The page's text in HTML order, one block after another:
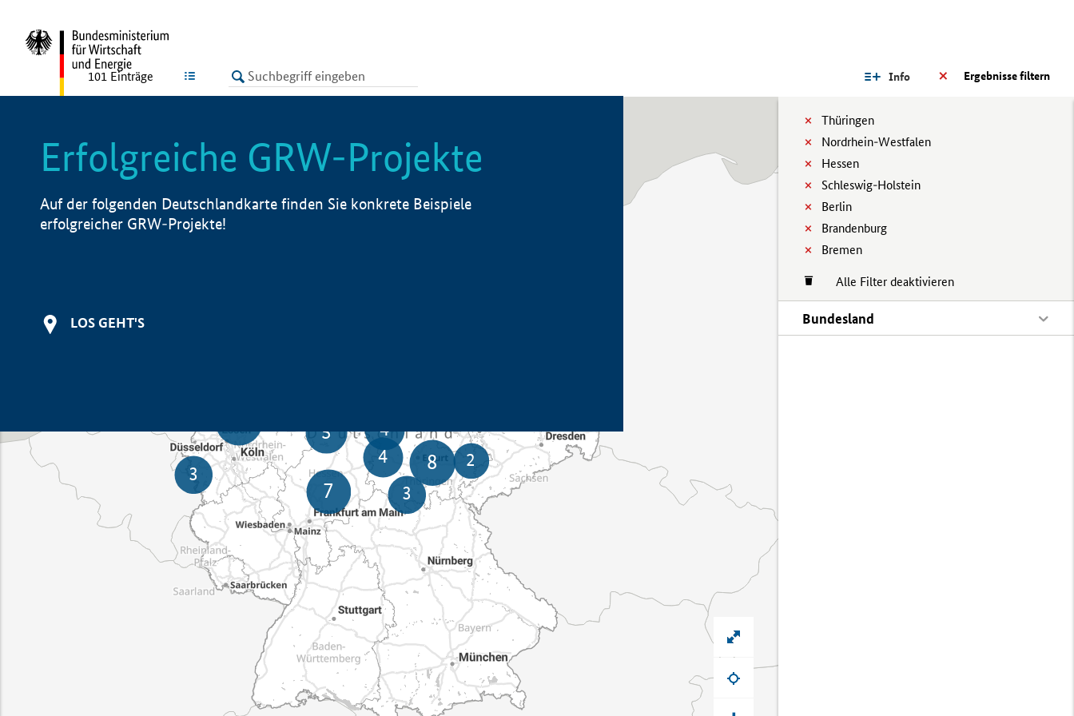
LISTE Ergebnisse filtern
Info
Thüringen
Nordrhein-Westfalen
Hessen
Schleswig-Holstein
Berlin
Brandenburg
Bremen
Alle Filter deaktivieren
Bundesland
101 Einträge
Erfolgreiche GRW-Projekte
Auf der folgenden Deutschlandkarte finden Sie konkrete Beispiele
erfolgreicher GRW-Projekte!
LOS GEHT'S